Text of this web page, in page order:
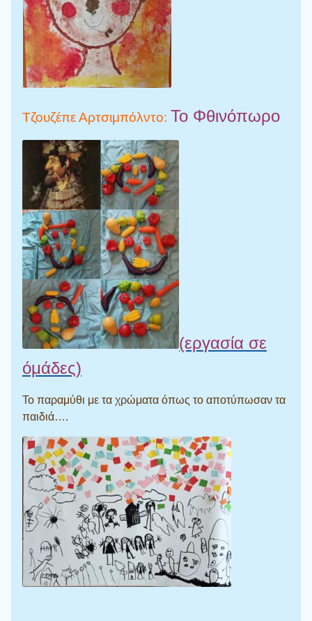
Τζουζέπε Αρτσιμπόλντο: Το Φθινόπωρο
(εργασία σε
όμάδες)
Το παραμύθι με τα χρώματα όπως το αποτύπωσαν τα
παιδιά….